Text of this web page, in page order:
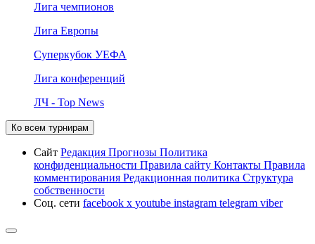
Лига чемпионов
Лига Европы
Суперкубок УЕФА
Лига конференций
ЛЧ - Top News
Ко всем турнирам
Сайт Редакция Прогнозы Политика
конфиденциальности Правила сайту Контакты Правила
комментирования Редакционная политика Структура
собственности
Соц. сети facebook x youtube instagram telegram viber